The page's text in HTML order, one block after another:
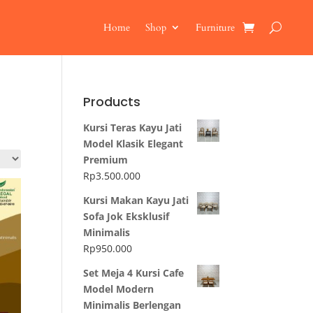
Home Shop Furniture
Products
Kursi Teras Kayu Jati
Model Klasik Elegant
Premium
Rp3.500.000
Kursi Makan Kayu Jati
Sofa Jok Eksklusif
Minimalis
Rp950.000
Set Meja 4 Kursi Cafe
Model Modern
Minimalis Berlengan